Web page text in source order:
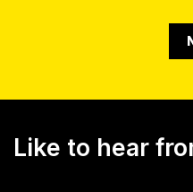
Like to hear